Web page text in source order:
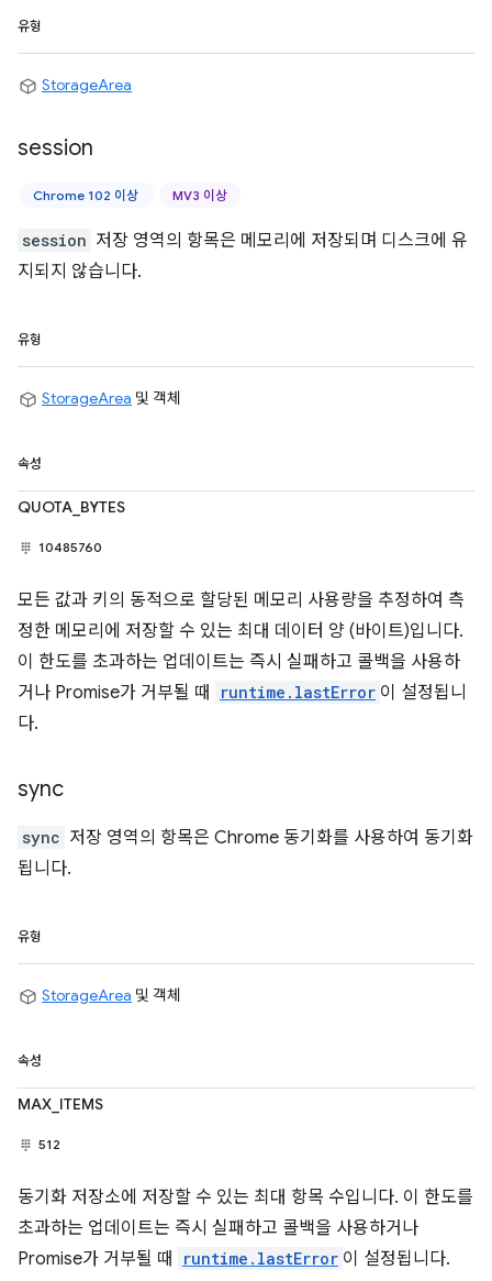
유형
StorageArea
session
Chrome 102 이상 MV3 이상
session 저장 영역의 항목은 메모리에 저장되며 디스크에 유
지되지 않습니다.
유형
StorageArea 및 객체
속성
QUOTA_BYTES
10485760
모든 값과 키의 동적으로 할당된 메모리 사용량을 추정하여 측
정한 메모리에 저장할 수 있는 최대 데이터 양 (바이트)입니다.
이 한도를 초과하는 업데이트는 즉시 실패하고 콜백을 사용하
거나 Promise가 거부될 때
runtime.lastError 이 설정됩니
다.
sync
sync 저장 영역의 항목은 Chrome 동기화를 사용하여 동기화
됩니다.
유형
StorageArea 및 객체
속성
MAX_ITEMS
512
동기화 저장소에 저장할 수 있는 최대 항목 수입니다. 이 한도를
초과하는 업데이트는 즉시 실패하고 콜백을 사용하거나
Promise가 거부될 때
runtime.lastError 이 설정됩니다.